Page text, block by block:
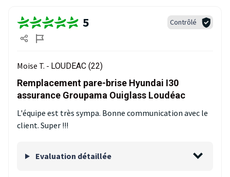
5 Contrôlé
Moise T. - LOUDEAC (22)
Remplacement pare-brise Hyundai I30
assurance Groupama Ouiglass Loudéac
L'équipe est très sympa. Bonne communication avec le
client. Super !!!
Evaluation détaillée